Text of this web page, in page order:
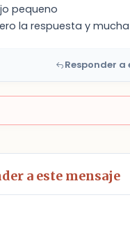
pequeno
la respuesta y
Responder a
a este mensaje